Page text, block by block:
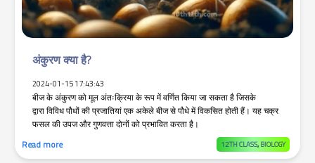
अंकुरण क्या है?
2024-01-15 17:43:43
बीज के अंकुरण को मूल अंतःक्रिया के रूप में वर्णित किया जा सकता है जिसके
द्वारा विविध पौधों की प्रजातियां एक अकेले बीज से पौधे में विकसित होती हैं। यह चक्र
फसल की उपज और गुणवत्ता दोनों को प्रभावित करता है।
Read more
12TH CLASS, BIOLOGY